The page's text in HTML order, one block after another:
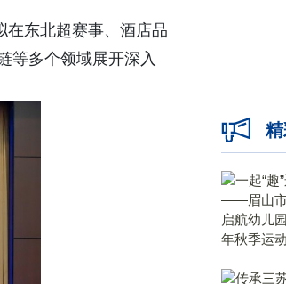
在东北超赛事、酒店品
等多个领域展开深入